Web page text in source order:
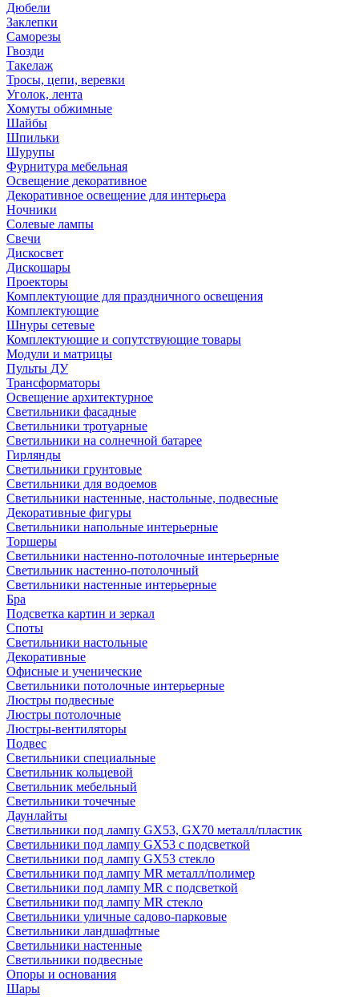
Дюбели
Заклепки
Саморезы
Гвозди
Такелаж
Тросы, цепи, веревки
Уголок, лента
Хомуты обжимные
Шайбы
Шпильки
Шурупы
Фурнитура мебельная
Освещение декоративное
Декоративное освещение для интерьера
Ночники
Солевые лампы
Свечи
Дискосвет
Дискошары
Проекторы
Комплектующие для праздничного освещения
Комплектующие
Шнуры сетевые
Комплектующие и сопутствующие товары
Модули и матрицы
Пульты ДУ
Трансформаторы
Освещение архитектурное
Светильники фасадные
Светильники тротуарные
Светильники на солнечной батарее
Гирлянды
Светильники грунтовые
Светильники для водоемов
Светильники настенные, настольные, подвесные
Декоративные фигуры
Светильники напольные интерьерные
Торшеры
Светильники настенно-потолочные интерьерные
Светильник настенно-потолочный
Светильники настенные интерьерные
Бра
Подсветка картин и зеркал
Споты
Светильники настольные
Декоративные
Офисные и ученические
Светильники потолочные интерьерные
Люстры подвесные
Люстры потолочные
Люстры-вентиляторы
Подвес
Светильники специальные
Светильник кольцевой
Светильник мебельный
Светильники точечные
Даунлайты
Светильники под лампу GX53, GX70 металл/пластик
Светильники под лампу GX53 с подсветкой
Светильники под лампу GX53 стекло
Светильники под лампу MR металл/полимер
Светильники под лампу MR с подсветкой
Светильники под лампу MR стекло
Светильники уличные садово-парковые
Светильники ландшафтные
Светильники настенные
Светильники подвесные
Опоры и основания
Шары